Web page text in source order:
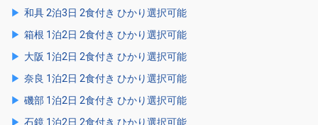
和具 2泊3日 2食付き ひかり選択可能
箱根 1泊2日 2食付き ひかり選択可能
大阪 1泊2日 2食付き ひかり選択可能
奈良 1泊2日 2食付き ひかり選択可能
磯部 1泊2日 2食付き ひかり選択可能
石鏡 1泊2日 2食付き ひかり選択可能